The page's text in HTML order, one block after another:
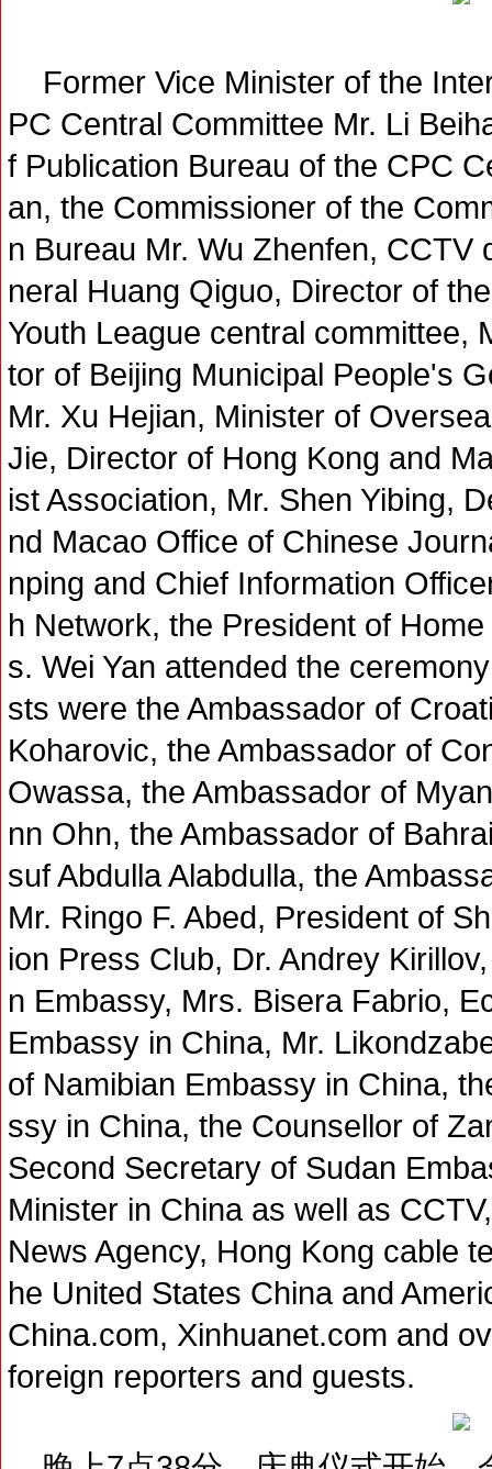
Former Vice Minister of the
PC Central Committee Mr. Li
f Publication Bureau of the CPC
an, the Commissioner of the
n Bureau Mr. Wu Zhenfen,
neral Huang Qiguo, Director of
Youth League central committee,
tor of Beijing Municipal People's
Mr. Xu Hejian, Minister of
Jie, Director of Hong Kong and
ist Association, Mr. Shen Yibing,
nd Macao Office of Chinese
nping and Chief Information
h Network, the President of
s. Wei Yan attended the
sts were the Ambassador of
Koharovic, the Ambassador of
Owassa, the Ambassador of
nn Ohn, the Ambassador of
suf Abdulla Alabdulla, the
Mr. Ringo F. Abed, President of
ion Press Club, Dr. Andrey
n Embassy, Mrs. Bisera Fabrio,
Embassy in China, Mr.
of Namibian Embassy in China,
ssy in China, the Counsellor of
Second Secretary of Sudan
Minister in China as well as
News Agency, Hong Kong cable
he United States China and
China.com, Xinhuanet.com and
foreign reporters and guests.